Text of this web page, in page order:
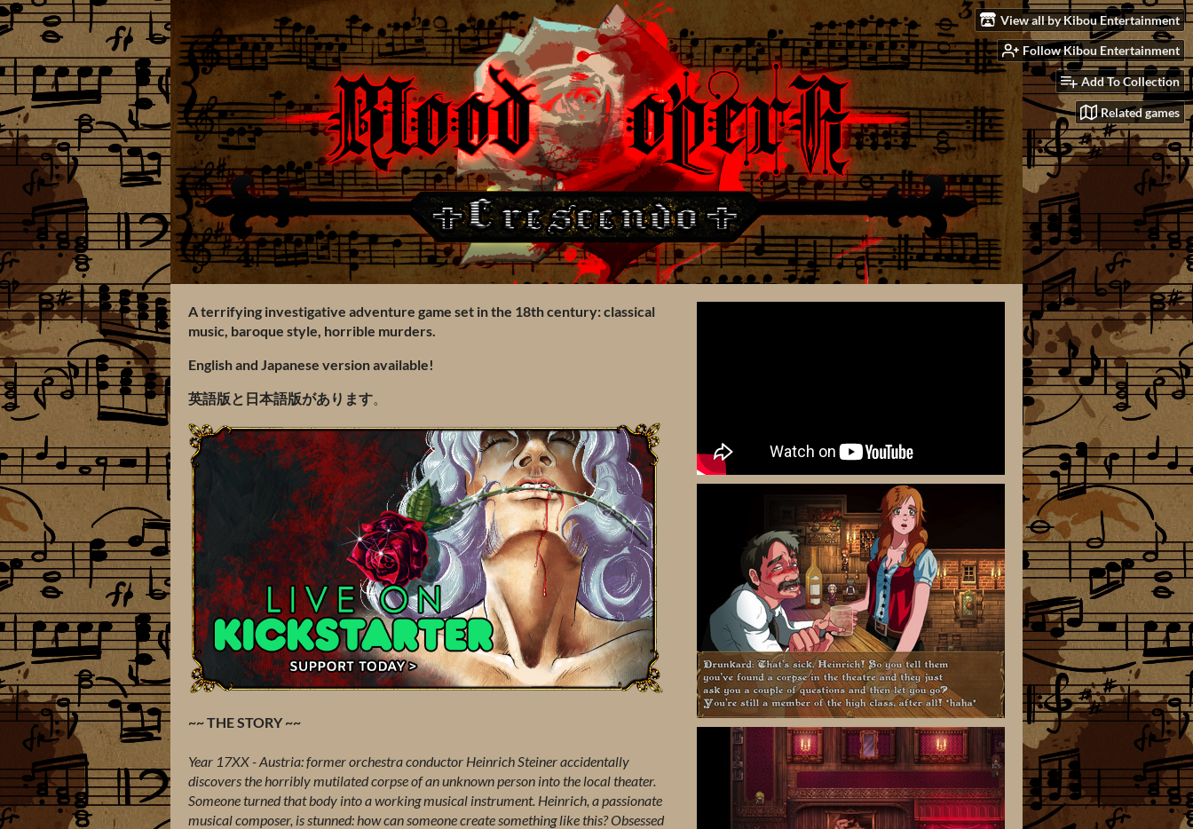
View all by Kibou Entertainment
Follow Kibou Entertainment
Add To Collection
Related games
A terrifying investigative adventure game set in the 18th century: classical
music, baroque style, horrible murders.
English and Japanese version available!
英語版と日本語版があります。
~~ THE STORY ~~
Year 17XX - Austria: former orchestra conductor Heinrich Steiner accidentally
discovers the horribly mutilated corpse of an unknown person into the local theater.
Someone turned that body into a working musical instrument. Heinrich, a passionate
musical composer, is stunned: how can someone create something like this? Obsessed